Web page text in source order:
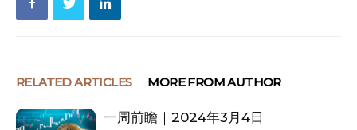
RELATED ARTICLES MORE FROM AUTHOR
一周前瞻｜2024年3月4日